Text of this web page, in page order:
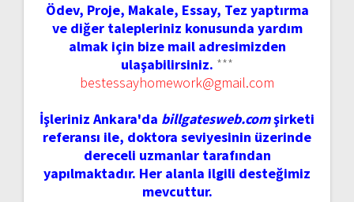
Ödev, Proje, Makale, Essay, Tez yaptırma
ve diğer talepleriniz konusunda yardım
almak için bize mail adresimizden
ulaşabilirsiniz. ***
bestessayhomework@gmail.com
İşleriniz Ankara'da billgatesweb.comşirketi
referansı ile, doktora seviyesinin üzerinde
dereceli uzmanlar tarafından
yapılmaktadır. Her alanla ilgili desteğimiz
mevcuttur.